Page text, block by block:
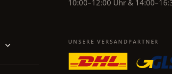
10:00–12:00 Uhr &
UNSERE VERSANDPARTNER